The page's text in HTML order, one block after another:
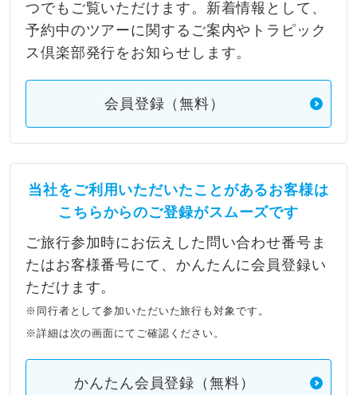
つでもご覧いただけます。新着情報として、
予約中のツアーに関するご案内やトラピック
ス倶楽部発行をお知らせします。
会員登録（無料）
当社をご利用いただいたことがあるお客様は
こちらからのご登録がスムーズです
ご旅行参加時にお伝えした問い合わせ番号ま
たはお客様番号にて、かんたんに会員登録い
ただけます。
※同行者として参加いただいた旅行も対象です。
※詳細は次の画面にてご確認ください。
かんたん会員登録（無料）